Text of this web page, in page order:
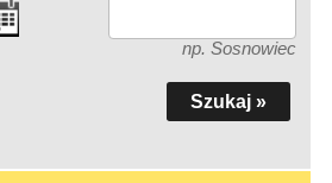
np. Sosnowiec